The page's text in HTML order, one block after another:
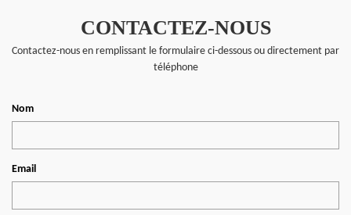
CONTACTEZ-NOUS
Contactez-nous en remplissant le formulaire ci-dessous ou directement par
téléphone
Nom
Email